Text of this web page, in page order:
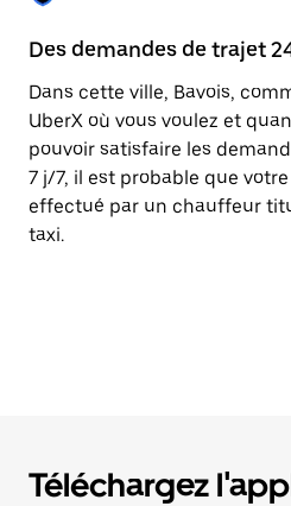
Des demandes de trajet
Dans cette ville, Bavois,
UberX où vous voulez et
pouvoir satisfaire les
7 j/7, il est probable que
effectué par un chauffeur
taxi.
Téléchargez